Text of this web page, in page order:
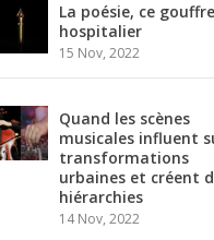
La poésie, ce gouffre
hospitalier
15 Nov, 2022
Quand les scènes
musicales influent
transformations
urbaines et créent
hiérarchies
14 Nov, 2022